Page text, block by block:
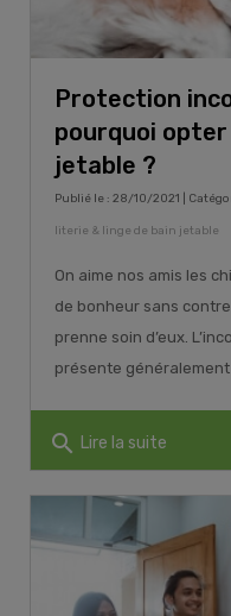
Protection
pourquoi
jetable ?
Publié le : 28/10/2021 |
literie & linge de bain jetable
On aime nos amis les
de bonheur sans
prenne soin d’eux.
présente généralement
search Lire la suite